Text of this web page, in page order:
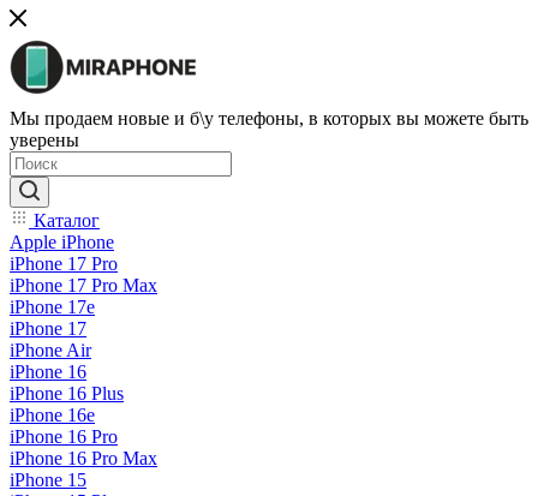
Мы продаем новые и б\у телефоны, в которых вы можете быть
уверены
Каталог
Apple iPhone
iPhone 17 Pro
iPhone 17 Pro Max
iPhone 17e
iPhone 17
iPhone Air
iPhone 16
iPhone 16 Plus
iPhone 16e
iPhone 16 Pro
iPhone 16 Pro Max
iPhone 15